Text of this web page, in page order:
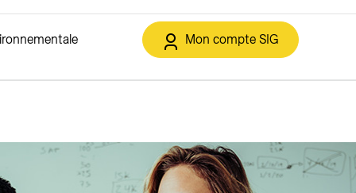
Espace client
Annoncer un déménagement
Solutions solaires
Autoconsommation collective
Offres
Mon compte SIG